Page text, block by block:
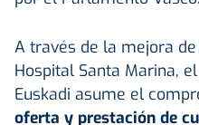
A través de la mejora
Hospital Santa Marina,
Euskadi asume el
oferta y prestación de